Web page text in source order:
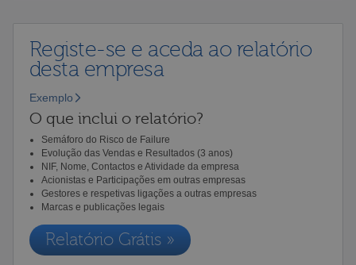
Registe-se e aceda ao relatório
desta empresa
Exemplo
O que inclui o relatório?
Semáforo do Risco de Failure
Evolução das Vendas e Resultados (3 anos)
NIF, Nome, Contactos e Atividade da empresa
Acionistas e Participações em outras empresas
Gestores e respetivas ligações a outras empresas
Marcas e publicações legais
Relatório Grátis »